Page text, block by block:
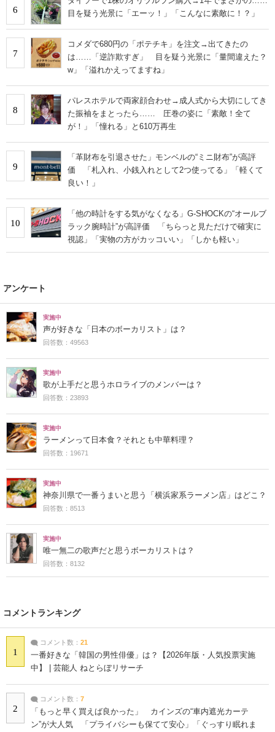
6
目を疑う光景に「エーッ！」「こんなに素敵に！？」
7
コメダで680円の「ポテチキ」を注文→出てきたの
は……「逆詐欺すぎ」 目を疑う光景に「量間違えた？
w」「溢れかえってますね」
8
パレスホテルで両家顔合わせ→成人式から大切にしてき
た振袖をまとったら…… 圧巻の姿に「素敵！全て
が！」「憧れる」と610万再生
9
「革財布を引退させた」モンベルの“ミニ財布”が高評
価 「札入れ、小銭入れとして2つ使ってる」「軽くて
良い！」
10
「他の時計をする気がなくなる」G-SHOCKの“オールブ
ラック腕時計”が高評価 「ちらっと見ただけで確実に
視認」「実物の方がカッコいい」「しかも軽い」
アンケート
実施中
声が好きな「日本のボーカリスト」は？
回答数：49563
実施中
歌が上手だと思うホロライブのメンバーは？
回答数：23893
実施中
ラーメンって日本食？それとも中華料理？
回答数：19671
実施中
神奈川県で一番うまいと思う「横浜家系ラーメン店」はどこ？
回答数：8513
実施中
唯一無二の歌声だと思うボーカリストは？
回答数：8132
コメントランキング
1
コメント数： 21
一番好きな「韓国の男性俳優」は？【2026年版・人気投票実施
中】 | 芸能人 ねとらぼリサーチ
2
コメント数： 7
「もっと早く買えば良かった」 カインズの“車内遮光カーテ
ン”が大人気 「プライバシーも保てて安心」「ぐっすり眠れま